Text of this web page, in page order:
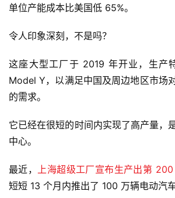
单位产能成本比美国低 65%。
令人印象深刻，不是吗？
这座大型工厂于 2019 年开业，生产
Model Y，以满足中国及周边地区市场
的需求。
它已经在很短的时间内实现了高产量，
中心。
最近， 上海超级工厂宣布生产出第
短短 13 个月内推出了 100 万辆电动汽车